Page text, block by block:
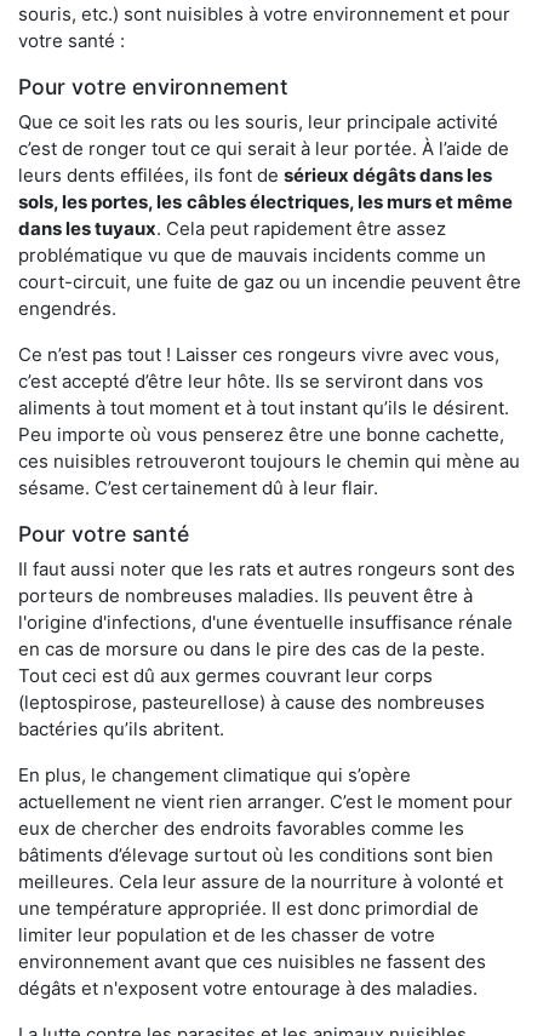
souris, etc.) sont nuisibles à votre environnement et pour
votre santé :
Pour votre environnement
Que ce soit les rats ou les souris, leur principale activité
c’est de ronger tout ce qui serait à leur portée. À l’aide de
leurs dents effilées, ils font de sérieux dégâts dans les
sols, les portes, les câbles électriques, les murs et même
dans les tuyaux. Cela peut rapidement être assez
problématique vu que de mauvais incidents comme un
court-circuit, une fuite de gaz ou un incendie peuvent être
engendrés.
Ce n’est pas tout ! Laisser ces rongeurs vivre avec vous,
c’est accepté d’être leur hôte. Ils se serviront dans vos
aliments à tout moment et à tout instant qu’ils le désirent.
Peu importe où vous penserez être une bonne cachette,
ces nuisibles retrouveront toujours le chemin qui mène au
sésame. C’est certainement dû à leur flair.
Pour votre santé
Il faut aussi noter que les rats et autres rongeurs sont des
porteurs de nombreuses maladies. Ils peuvent être à
l'origine d'infections, d'une éventuelle insuffisance rénale
en cas de morsure ou dans le pire des cas de la peste.
Tout ceci est dû aux germes couvrant leur corps
(leptospirose, pasteurellose) à cause des nombreuses
bactéries qu’ils abritent.
En plus, le changement climatique qui s’opère
actuellement ne vient rien arranger. C’est le moment pour
eux de chercher des endroits favorables comme les
bâtiments d’élevage surtout où les conditions sont bien
meilleures. Cela leur assure de la nourriture à volonté et
une température appropriée. Il est donc primordial de
limiter leur population et de les chasser de votre
environnement avant que ces nuisibles ne fassent des
dégâts et n'exposent votre entourage à des maladies.